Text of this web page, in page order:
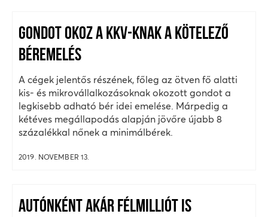
GONDOT OKOZ A KKV-KNAK A KÖTELEZŐ
BÉREMELÉS
A cégek jelentős részének, főleg az ötven fő alatti
kis- és mikrovállalkozásoknak okozott gondot a
legkisebb adható bér idei emelése. Márpedig a
kétéves megállapodás alapján jövőre újabb 8
százalékkal nőnek a minimálbérek.
2019. NOVEMBER 13.
AUTÓNKÉNT AKÁR FÉLMILLIÓT IS